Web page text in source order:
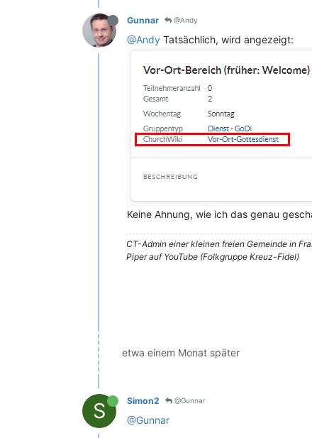
Gunnar @Andy
@Andy Tatsächlich, wird angezeigt:
Keine Ahnung, wie ich das genau
CT-Admin einer kleinen freien Gemeinde in
Piper auf YouTube (Folkgruppe Kreuz-Fidel)
etwa einem Monat später
S Simon2 @Gunnar
@Gunnar